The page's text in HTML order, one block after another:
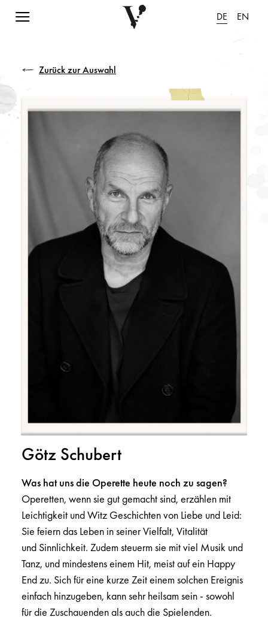
Navigation einblenden DE EN
Zurück zur Auswahl
Götz Schubert
Was hat uns die Operette heute noch zu sagen?
Operetten, wenn sie gut gemacht sind, erzählen mit
Leichtigkeit und Witz Geschichten von Liebe und Leid:
Sie feiern das Leben in seiner Vielfalt, Vitalität
und Sinnlichkeit. Zudem steuerm sie mit viel Musik und
Tanz, und mindestens einem Hit, meist auf ein Happy
End zu. Sich für eine kurze Zeit einem solchen Ereignis
einfach hinzugeben, kann sehr heilsam sein - sowohl
für die Zuschauenden als auch die Spielenden.